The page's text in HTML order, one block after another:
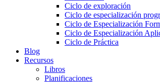
Ciclo de exploración
Ciclo de especialización
Ciclo de Especialización
Ciclo de Especialización
Ciclo de Práctica
Blog
Recursos
Libros
Planificaciones